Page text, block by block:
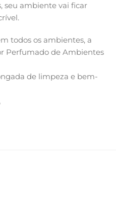
seu ambiente vai ficar
todos os ambientes, a
Perfumado de Ambientes
de limpeza e bem-